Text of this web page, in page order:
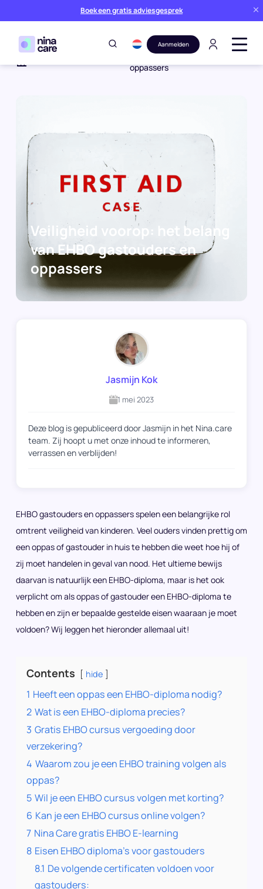
Boek een gratis adviesgesprek
Aanmelden
Veiligheid voorop: het belang
oppassers
Veiligheid voorop: het belang
van EHBO gastouders en
oppassers
Jasmijn Kok
1 mei 2023
Deze blog is gepubliceerd door Jasmijn in het Nina.care
team. Zij hoopt u met onze inhoud te informeren,
verrassen en verblijden!
EHBO gastouders en oppassers spelen een belangrijke rol
omtrent veiligheid van kinderen. Veel ouders vinden prettig om
een oppas of gastouder in huis te hebben die weet hoe hij of
zij moet handelen in geval van nood. Het ultieme bewijs
daarvan is natuurlijk een EHBO-diploma, maar is het ook
verplicht om als oppas of gastouder een EHBO-diploma te
hebben en zijn er bepaalde gestelde eisen waaraan je moet
voldoen? Wij leggen het hieronder allemaal uit!
Contents hide
1 Heeft een oppas een EHBO-diploma nodig?
2 Wat is een EHBO-diploma precies?
3 Gratis EHBO cursus vergoeding door
verzekering?
4 Waarom zou je een EHBO training volgen als
oppas?
5 Wil je een EHBO cursus volgen met korting?
6 Kan je een EHBO cursus online volgen?
7 Nina Care gratis EHBO E-learning
8 Eisen EHBO diploma’s voor gastouders
8.1 De volgende certificaten voldoen voor
gastouders: